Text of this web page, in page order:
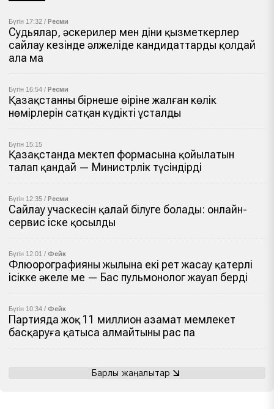
Бүгін 17:32 / Ресми
Судьялар, әскерилер мен діни қызметкерлер
сайлау кезінде әлжеліде кандидаттарды қолдай
ала ма
Бүгін 16:54 / Ресми
Қазақстанның бірнеше өңіріне жалған көлік
нөмірлерін сатқан күдікті ұсталды
Бүгін 15:15
Қазақстанда мектеп формасына қойылатын
талап қандай — Министрлік түсіндірді
Бүгін 12:35 / Ресми
Сайлау учаскесін қалай білуге болады: онлайн-
сервис іске қосылды
Бүгін 12:01 / Фейк
Флюорографияны жылына екі рет жасау қатерлі
ісікке әкеле ме — Бас пульмонолог жауап берді
Бүгін 10:34 / Фейк
Партияда жоқ 11 миллион азамат мемлекет
басқаруға қатыса алмайтыны рас па
Барлық жаңалықтар